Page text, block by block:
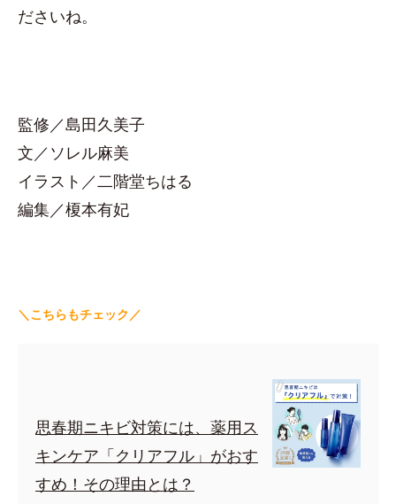
ださいね。
監修／島田久美子
文／ソレル麻美
イラスト／二階堂ちはる
編集／榎本有妃
＼こちらもチェック／
思春期ニキビ対策には、薬用ス
キンケア「クリアフル」がおす
すめ！その理由とは？